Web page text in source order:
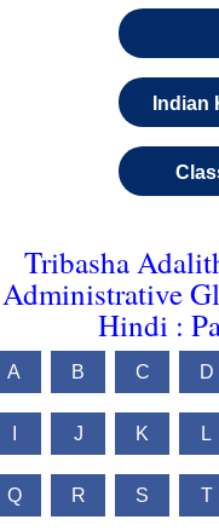
Indian
Tribasha
Administrative
Hindi :
A B C D
J K L
Q R S T